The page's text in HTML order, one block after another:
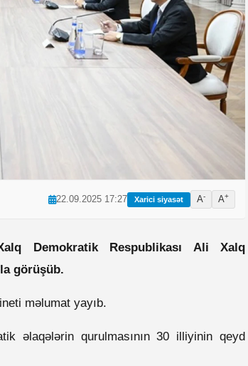
22.09.2025 17:27 Xarici siyasət A- A+
Demokratik Respublikası Ali Xalq
görüşüb.
məlumat yayıb.
əlaqələrin qurulmasının 30 illiyinin qeyd